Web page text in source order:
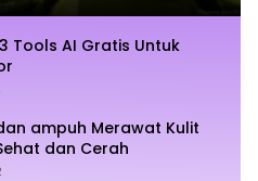
Tools AI Gratis Untuk
ampuh Merawat Kulit
dan Cerah